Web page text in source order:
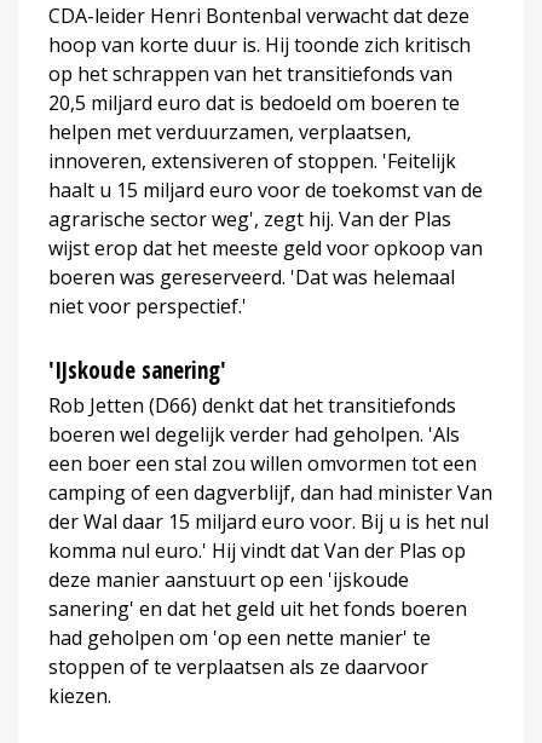
CDA-leider Henri Bontenbal verwacht dat deze
hoop van korte duur is. Hij toonde zich kritisch
op het schrappen van het transitiefonds van
20,5 miljard euro dat is bedoeld om boeren te
helpen met verduurzamen, verplaatsen,
innoveren, extensiveren of stoppen. 'Feitelijk
haalt u 15 miljard euro voor de toekomst van de
agrarische sector weg', zegt hij. Van der Plas
wijst erop dat het meeste geld voor opkoop van
boeren was gereserveerd. 'Dat was helemaal
niet voor perspectief.'
'IJskoude sanering'
Rob Jetten (D66) denkt dat het transitiefonds
boeren wel degelijk verder had geholpen. 'Als
een boer een stal zou willen omvormen tot een
camping of een dagverblijf, dan had minister Van
der Wal daar 15 miljard euro voor. Bij u is het nul
komma nul euro.' Hij vindt dat Van der Plas op
deze manier aanstuurt op een 'ijskoude
sanering' en dat het geld uit het fonds boeren
had geholpen om 'op een nette manier' te
stoppen of te verplaatsen als ze daarvoor
kiezen.